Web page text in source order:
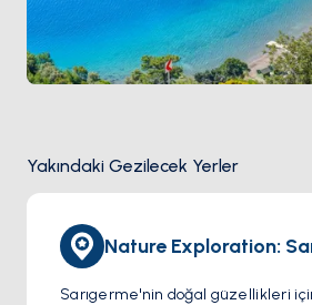
Yakındaki Gezilecek Yerler
Sarıgerme'nin doğal güzellikleri